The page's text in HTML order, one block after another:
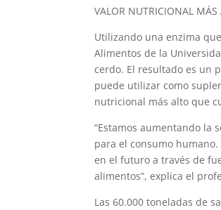
VALOR NUTRICIONAL MÁS
Utilizando una enzima
Alimentos de la
cerdo. El resultado es un
puede utilizar como
nutricional más alto que
“Estamos aumentando la
para el consumo
en el futuro a través de
alimentos”, explica el
Las 60.000 toneladas de